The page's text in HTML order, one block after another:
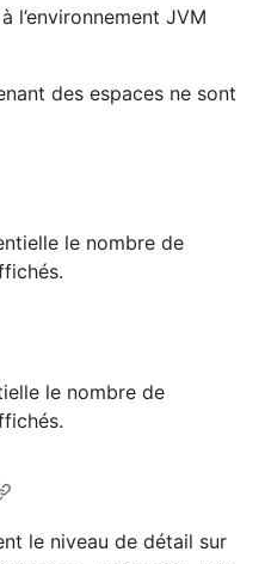
l’environnement JVM
des espaces ne sont
le nombre de
le nombre de
le niveau de détail sur